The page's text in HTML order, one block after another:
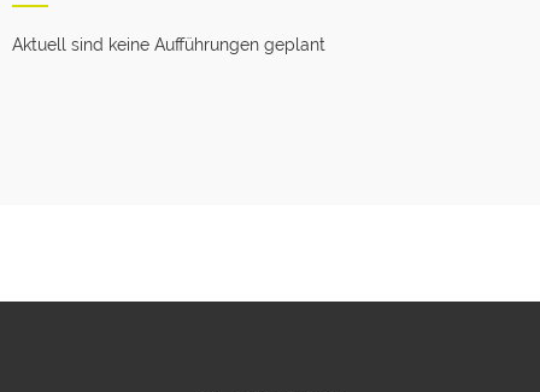
Aktuell sind keine Aufführungen geplant